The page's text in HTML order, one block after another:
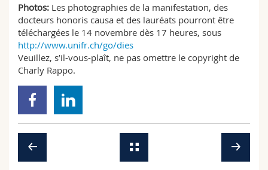
Photos: Les photographies de la manifestation, des
docteurs honoris causa et des lauréats pourront être
téléchargées le 14 novembre dès 17 heures, sous
http://www.unifr.ch/go/dies
Veuillez, s’il-vous-plaît, ne pas omettre le copyright de
Charly Rappo.